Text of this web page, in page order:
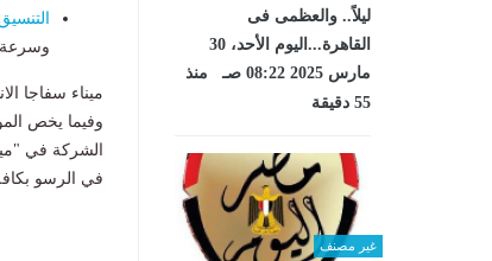
ليلاً.. والعظمى فى
القاهرة...اليوم الأحد، 30
مارس 2025 08:22 صـ منذ
55 دقيقة
غير مصنف
​ميناء سفاجا
​وفيما يخص
الشركة في
في الرسو